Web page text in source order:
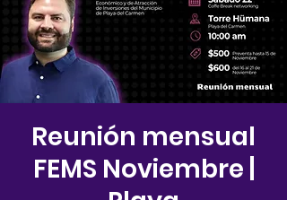
Reunión mensual
FEMS Noviembre |